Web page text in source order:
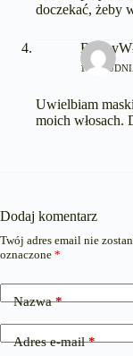
doczekać, żeby
10
Uwielbiam
moich włosach.
Dodaj komentarz
Twój adres email nie
oznaczone *
Nazwa*
Adres e-mail*